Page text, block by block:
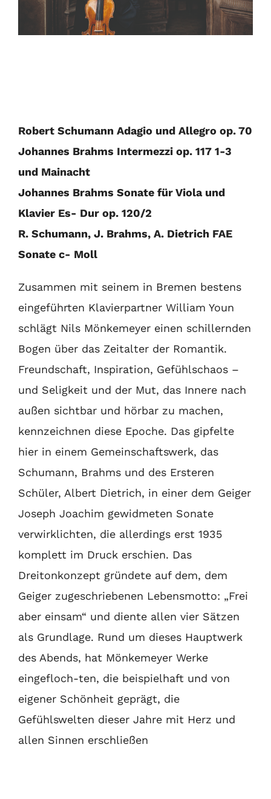
Robert Schumann Adagio und Allegro op. 70
Johannes Brahms Intermezzi op. 117 1-3
und Mainacht
Johannes Brahms Sonate für Viola und
Klavier Es- Dur op. 120/2
R. Schumann, J. Brahms, A. Dietrich FAE
Sonate c- Moll
Zusammen mit seinem in Bremen bestens
eingeführten Klavierpartner William Youn
schlägt Nils Mönkemeyer einen schillernden
Bogen über das Zeitalter der Romantik.
Freundschaft, Inspiration, Gefühlschaos –
und Seligkeit und der Mut, das Innere nach
außen sichtbar und hörbar zu machen,
kennzeichnen diese Epoche. Das gipfelte
hier in einem Gemeinschaftswerk, das
Schumann, Brahms und des Ersteren
Schüler, Albert Dietrich, in einer dem Geiger
Joseph Joachim gewidmeten Sonate
verwirklichten, die allerdings erst 1935
komplett im Druck erschien. Das
Dreitonkonzept gründete auf dem, dem
Geiger zugeschriebenen Lebensmotto: „Frei
aber einsam“ und diente allen vier Sätzen
als Grundlage. Rund um dieses Hauptwerk
des Abends, hat Mönkemeyer Werke
eingefloch-ten, die beispielhaft und von
eigener Schönheit geprägt, die
Gefühlswelten dieser Jahre mit Herz und
allen Sinnen erschließen